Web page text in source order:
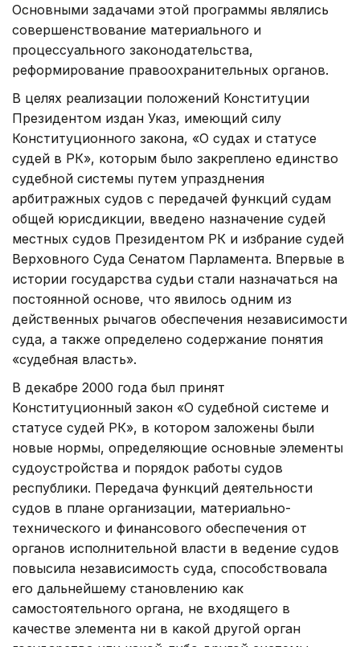
Основными задачами этой программы являлись
совершенствование материального и
процессуального законодательства,
реформирование правоохранительных органов.
В целях реализации положений Конституции
Президентом издан Указ, имеющий силу
Конституционного закона, «О судах и статусе
судей в РК», которым было закреплено единство
судебной системы путем упразднения
арбитражных судов с передачей функций судам
общей юрисдикции, введено назначение судей
местных судов Президентом РК и избрание судей
Верховного Суда Сенатом Парламента. Впервые в
истории государства судьи стали назначаться на
постоянной основе, что явилось одним из
действенных рычагов обеспечения независимости
суда, а также определено содержание понятия
«судебная власть».
В декабре 2000 года был принят
Конституционный закон «О судебной системе и
статусе судей РК», в котором заложены были
новые нормы, определяющие основные элементы
судоустройства и порядок работы судов
республики. Передача функций деятельности
судов в плане организации, материально-
технического и финансового обеспечения от
органов исполнительной власти в ведение судов
повысила независимость суда, способствовала
его дальнейшему становлению как
самостоятельного органа, не входящего в
качестве элемента ни в какой другой орган